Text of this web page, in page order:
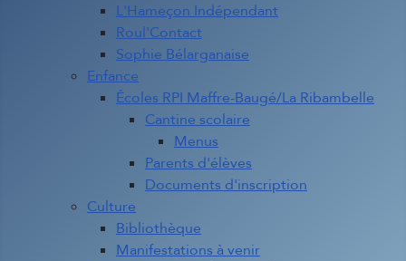
L'Hameçon Indépendant
Roul'Contact
Sophie Bélarganaise
Enfance
Écoles RPI Maffre-Baugé/La Ribambelle
Cantine scolaire
Menus
Parents d'élèves
Documents d'inscription
Culture
Bibliothèque
Manifestations à venir